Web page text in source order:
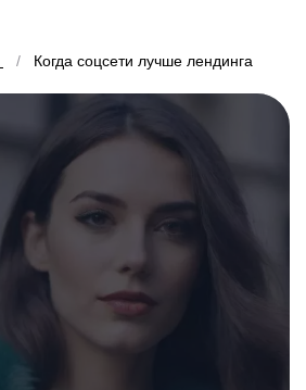
Когда соцсети лучше лендинга